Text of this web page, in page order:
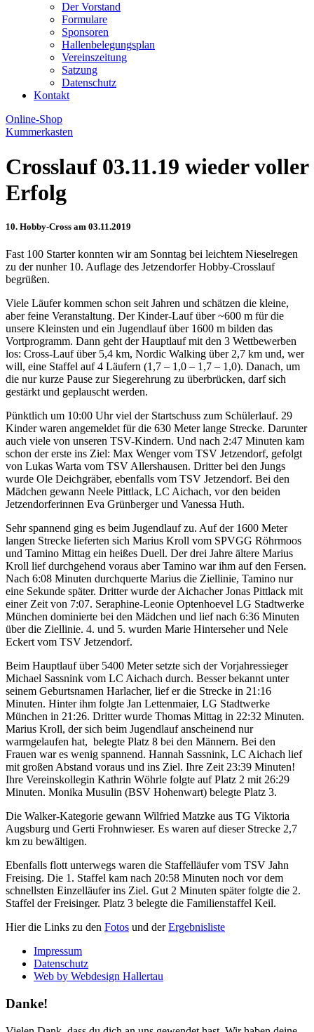
Der Vorstand
Formulare
Sponsoren
Hallenbelegungsplan
Vereinszeitung
Satzung
Datenschutz
Kontakt
Online-Shop
Kummerkasten
Crosslauf 03.11.19 wieder voller
Erfolg
10. Hobby-Cross am 03.11.2019
Fast 100 Starter konnten wir am Sonntag bei leichtem Nieselregen
zu der nunher 10. Auflage des Jetzendorfer Hobby-Crosslauf
begrüßen.
Viele Läufer kommen schon seit Jahren und schätzen die kleine,
aber feine Veranstaltung. Der Kinder-Lauf über ~600 m für die
unsere Kleinsten und ein Jugendlauf über 1600 m bilden das
Vortprogramm. Dann geht der Hauptlauf mit den 3 Wettbewerben
los: Cross-Lauf über 5,4 km, Nordic Walking über 2,7 km und, wer
will, eine Staffel auf 4 Läufern (1,7 – 1,0 – 1,7 – 1,0). Danach, um
die nur kurze Pause zur Siegerehrung zu überbrücken, darf sich
gestärkt und geplauscht werden.
Pünktlich um 10:00 Uhr viel der Startschuss zum Schülerlauf. 29
Kinder waren angemeldet für die 630 Meter lange Strecke. Darunter
auch viele von unseren TSV-Kindern. Und nach 2:47 Minuten kam
schon der erste ins Ziel: Max Wenger vom TSV Jetzendorf, gefolgt
von Lukas Warta vom TSV Allershausen. Dritter bei den Jungs
wurde Ole Deichgräber, ebenfalls vom TSV Jetzendorf. Bei den
Mädchen gewann Neele Pittlack, LC Aichach, vor den beiden
Jetzendorferinnen Eva Grünberger und Vanessa Huth.
Sehr spannend ging es beim Jugendlauf zu. Auf der 1600 Meter
langen Strecke lieferten sich Marius Kroll vom SPVGG Röhrmoos
und Tamino Mittag ein heißes Duell. Der drei Jahre ältere Marius
Kroll lief durchgehend voraus aber Tamino war ihm auf den Fersen.
Nach 6:08 Minuten durchquerte Marius die Ziellinie, Tamino nur
eine Sekunde später. Dritter wurde der Aichacher Jonas Pittlack mit
einer Zeit von 7:07. Seraphine-Leonie Optenhoevel LG Stadtwerke
München dominierte bei den Mädchen und lief nach 6:36 Minuten
über die Ziellinie. 4. und 5. wurden Marie Hinterseher und Nele
Eckert vom TSV Jetzendorf.
Beim Hauptlauf über 5400 Meter setzte sich der Vorjahressieger
Michael Sassnink vom LC Aichach durch. Besser bekannt unter
seinem Geburtsnamen Harlacher, lief er die Strecke in 21:16
Minuten. Hinter ihm folgte Jan Lettenmaier, LG Stadtwerke
München in 21:26. Dritter wurde Thomas Mittag in 22:32 Minuten.
Marius Kroll, der sich beim Jugendlauf anscheinend nur
warmgelaufen hat, belegte Platz 8 bei den Männern. Bei den
Frauen war es wenig spannend. Hannah Sassnink, LC Aichach lief
mit großen Abstand voraus und ins Ziel. Ihre Zeit 23:39 Minuten!
Ihre Vereinskollegin Kathrin Wöhrle folgte auf Platz 2 mit 26:29
Minuten. Monika Musulin (BSV Hohenwart) belegte Platz 3.
Die Walker-Kategorie gewann Wilfried Matzke aus TG Viktoria
Augsburg und Gerti Frohnwieser. Es waren auf dieser Strecke 2,7
km zu bewältigen.
Ebenfalls flott unterwegs waren die Staffelläufer vom TSV Jahn
Freising. Die 1. Staffel kam nach 20:58 Minuten noch vor dem
schnellsten Einzelläufer ins Ziel. Gut 2 Minuten später folgte die 2.
Staffel der Freisinger. Platz 3 belegte die Familienstaffel Keil.
Hier die Links zu den Fotos und derErgebnisliste
Impressum
Datenschutz
Web by Webdesign Hallertau
Danke!